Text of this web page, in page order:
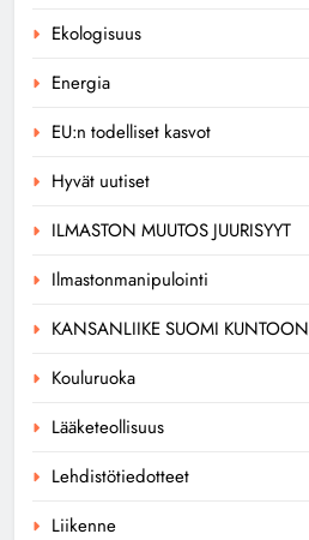
Ekologisuus
Energia
EU:n todelliset kasvot
Hyvät uutiset
ILMASTON MUUTOS JUURISYYT
Ilmastonmanipulointi
KANSANLIIKE SUOMI KUNTOON
Kouluruoka
Lääketeollisuus
Lehdistötiedotteet
Liikenne